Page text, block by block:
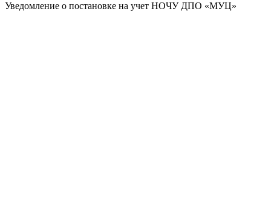
Уведомление о постановке на учет НОЧУ ДПО «МУЦ»